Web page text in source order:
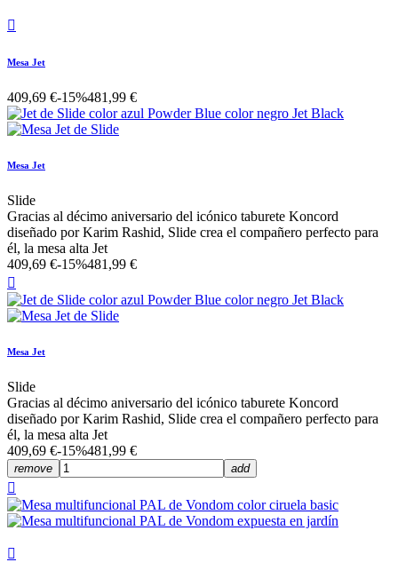

Mesa Jet
409,69 €-15%481,99 €
Mesa Jet
Slide
Gracias al décimo aniversario del icónico taburete Koncord
diseñado por Karim Rashid, Slide crea el compañero perfecto para
él, la mesa alta Jet
409,69 €-15%481,99 €

Mesa Jet
Slide
Gracias al décimo aniversario del icónico taburete Koncord
diseñado por Karim Rashid, Slide crea el compañero perfecto para
él, la mesa alta Jet
409,69 €-15%481,99 €
remove add

